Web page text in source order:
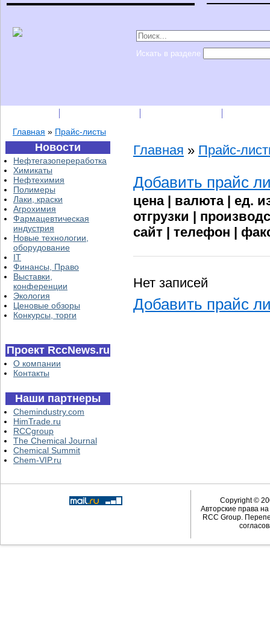
Искать в разделе
Главная » Прайс-листы
Новости
Нефтегазопереработка
Химикаты
Нефтехимия
Полимеры
Лаки, краски
Агрохимия
Фармацевтическая
индустрия
Новые технологии,
оборудование
IT
Финансы, Право
Выставки,
конференции
Экология
Ценовые обзоры
Конкурсы, торги
Проект RccNews.ru
О компании
Контакты
Наши партнеры
Chemindustry.com
HimTrade.ru
RCCgroup
The Chemical Journal
Chemical Summit
Chem-VIP.ru
Главная » Прайс-
Добавить прайс
цена | валюта | ед.
отгрузки |
сайт | телефон |
Нет записей
Добавить прайс
Copyright ©
Авторские права
RCC Group.